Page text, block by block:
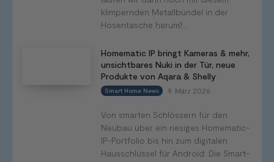
klimpernden Metallbündel in der
Hosentasche herum?...
Homematic IP bringt Kameras & mehr,
unsichtbares Nuki in der Tür, neue
Produkte von Aqara & Shelly
Smart Home News 9. März 2026
Von smarten Schlössern für den
Neubau über ein riesiges Homematic-
IP-Portfolio bis hin zum digitalen
Hausschlüssel für Android: Die Smart-